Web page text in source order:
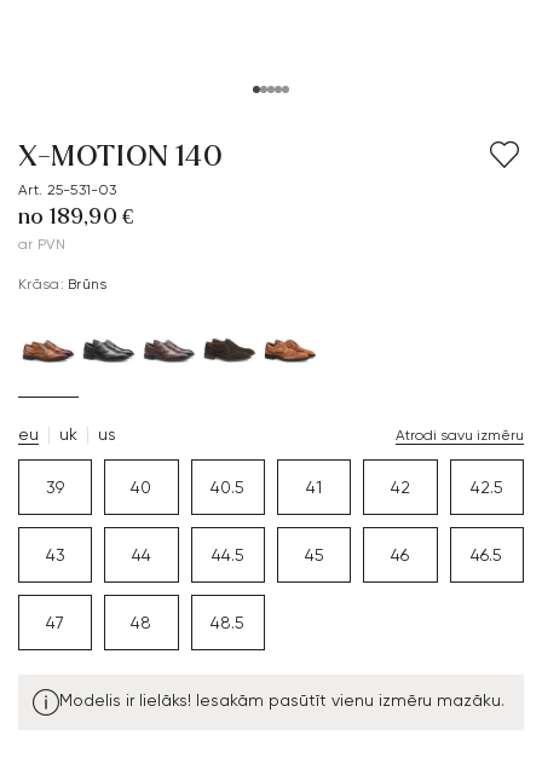
X-MOTION 140
Art. 25-531-03
no 189,90 €
ar PVN
Krāsa: Brūns
eu uk us Atrodi savu izmēru
39 40 40.5 41 42 42.5
43 44 44.5 45 46 46.5
47 48 48.5
Modelis ir lielāks! Iesakām pasūtīt vienu izmēru mazāku.